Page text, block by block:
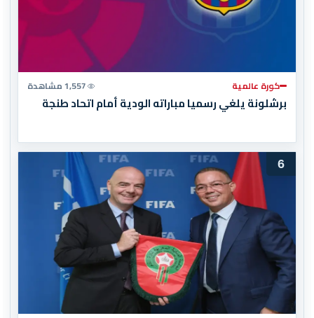
كورة عالمية 1,557 مشاهدة
برشلونة يلغي رسميا مباراته الودية أمام اتحاد طنجة
6